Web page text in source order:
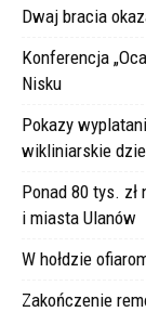
Dwaj bracia
Konferencja
Nisku
Pokazy
wikliniarskie
Ponad 80 tys.
i miasta Ulanów
W hołdzie
Zakończenie